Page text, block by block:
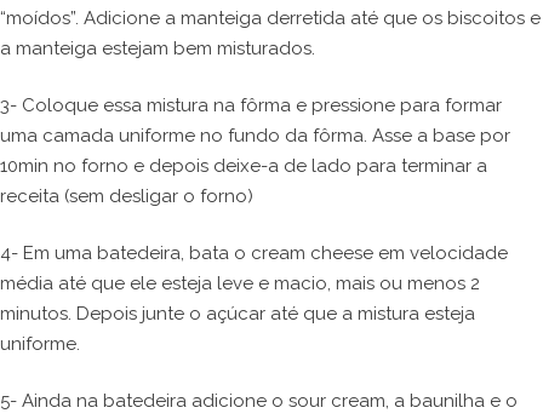
“moídos”. Adicione a manteiga derretida até que os biscoitos e
a manteiga estejam bem misturados.
3- Coloque essa mistura na fôrma e pressione para formar
uma camada uniforme no fundo da fôrma. Asse a base por
10min no forno e depois deixe-a de lado para terminar a
receita (sem desligar o forno)
4- Em uma batedeira, bata o cream cheese em velocidade
média até que ele esteja leve e macio, mais ou menos 2
minutos. Depois junte o açúcar até que a mistura esteja
uniforme.
5- Ainda na batedeira adicione o sour cream, a baunilha e o